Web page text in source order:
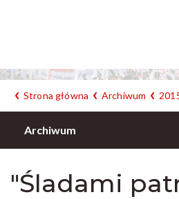
Strona główna Archiwum
Archiwum
"Śladami